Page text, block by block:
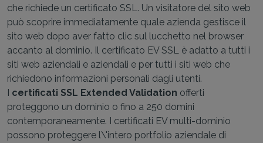
che richiede un certificato SSL. Un visitatore del sito web
può scoprire immediatamente quale azienda gestisce il
sito web dopo aver fatto clic sul lucchetto nel browser
accanto al dominio. Il certificato EV SSL è adatto a tutti i
siti web aziendali e aziendali e per tutti i siti web che
richiedono informazioni personali dagli utenti.
I certificati SSL Extended Validation offerti
proteggono un dominio o fino a 250 domini
contemporaneamente. I certificati EV multi-dominio
possono proteggere l\'intero portfolio aziendale di